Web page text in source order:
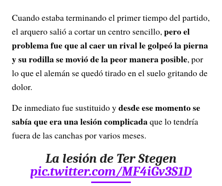
Cuando estaba terminando el primer tiempo del partido,
el arquero salió a cortar un centro sencillo,pero el
problema fue que al caer un rival le golpeó la pierna
y su rodilla se movió de la peor manera posible, por
lo que el alemán se quedó tirado en el suelo gritando de
dolor.
De inmediato fue sustituido ydesde ese momento se
sabía que era una lesión complicadaque lo tendría
fuera de las canchas por varios meses.
La lesión de Ter Stegen
pic.twitter.com/MF4iGv3S1D